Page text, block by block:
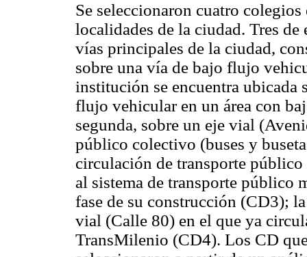
Se seleccionaron cuatro
localidades de la ciudad. Tres de
vías principales de la ciudad,
sobre una vía de bajo flujo
institución se encuentra ubicada
flujo vehicular en un área con
segunda, sobre un eje vial
público colectivo (buses y
circulación de transporte
al sistema de transporte público
fase de su construcción (CD3);
vial (Calle 80) en el que ya
TransMilenio (CD4). Los CD